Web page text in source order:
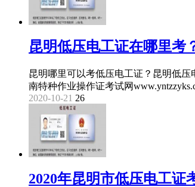
昆明低压电工证在哪里考
昆明哪里可以考低压电工证？昆明低
南特种作业操作证考试网
2020-10-21 26
2020年昆明市低压电工证